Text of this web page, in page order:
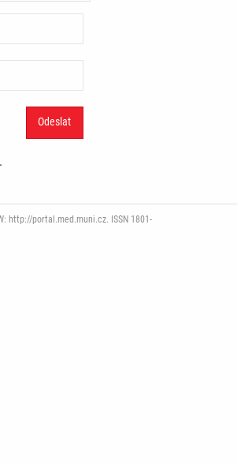
.
http://portal.med.muni.cz. ISSN 1801-